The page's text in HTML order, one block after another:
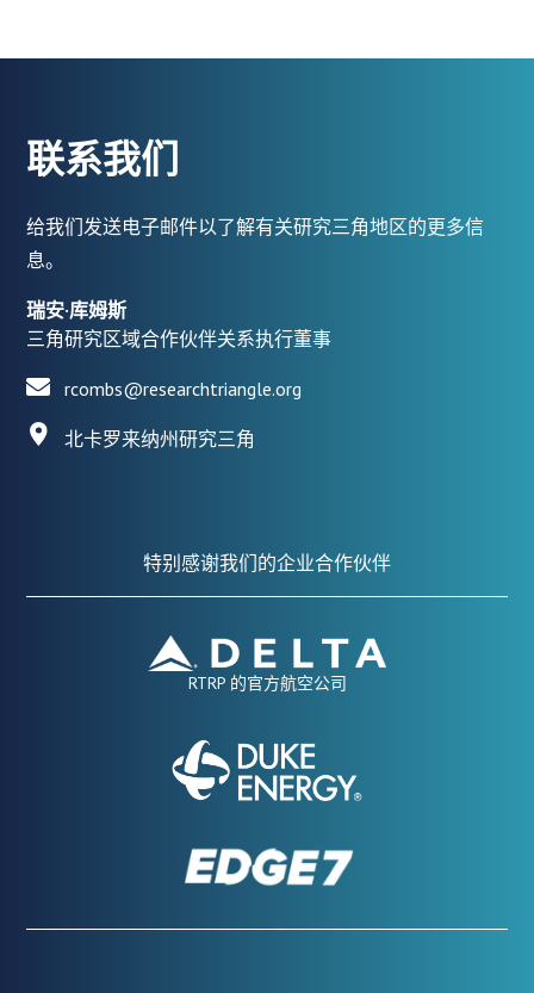
联系我们
给我们发送电子邮件以了解有关研究三角地区的更多信
息。
瑞安·库姆斯
三角研究区域合作伙伴关系执行董事
rcombs@researchtriangle.org
北卡罗来纳州研究三角
特别感谢我们的企业合作伙伴
RTRP 的官方航空公司